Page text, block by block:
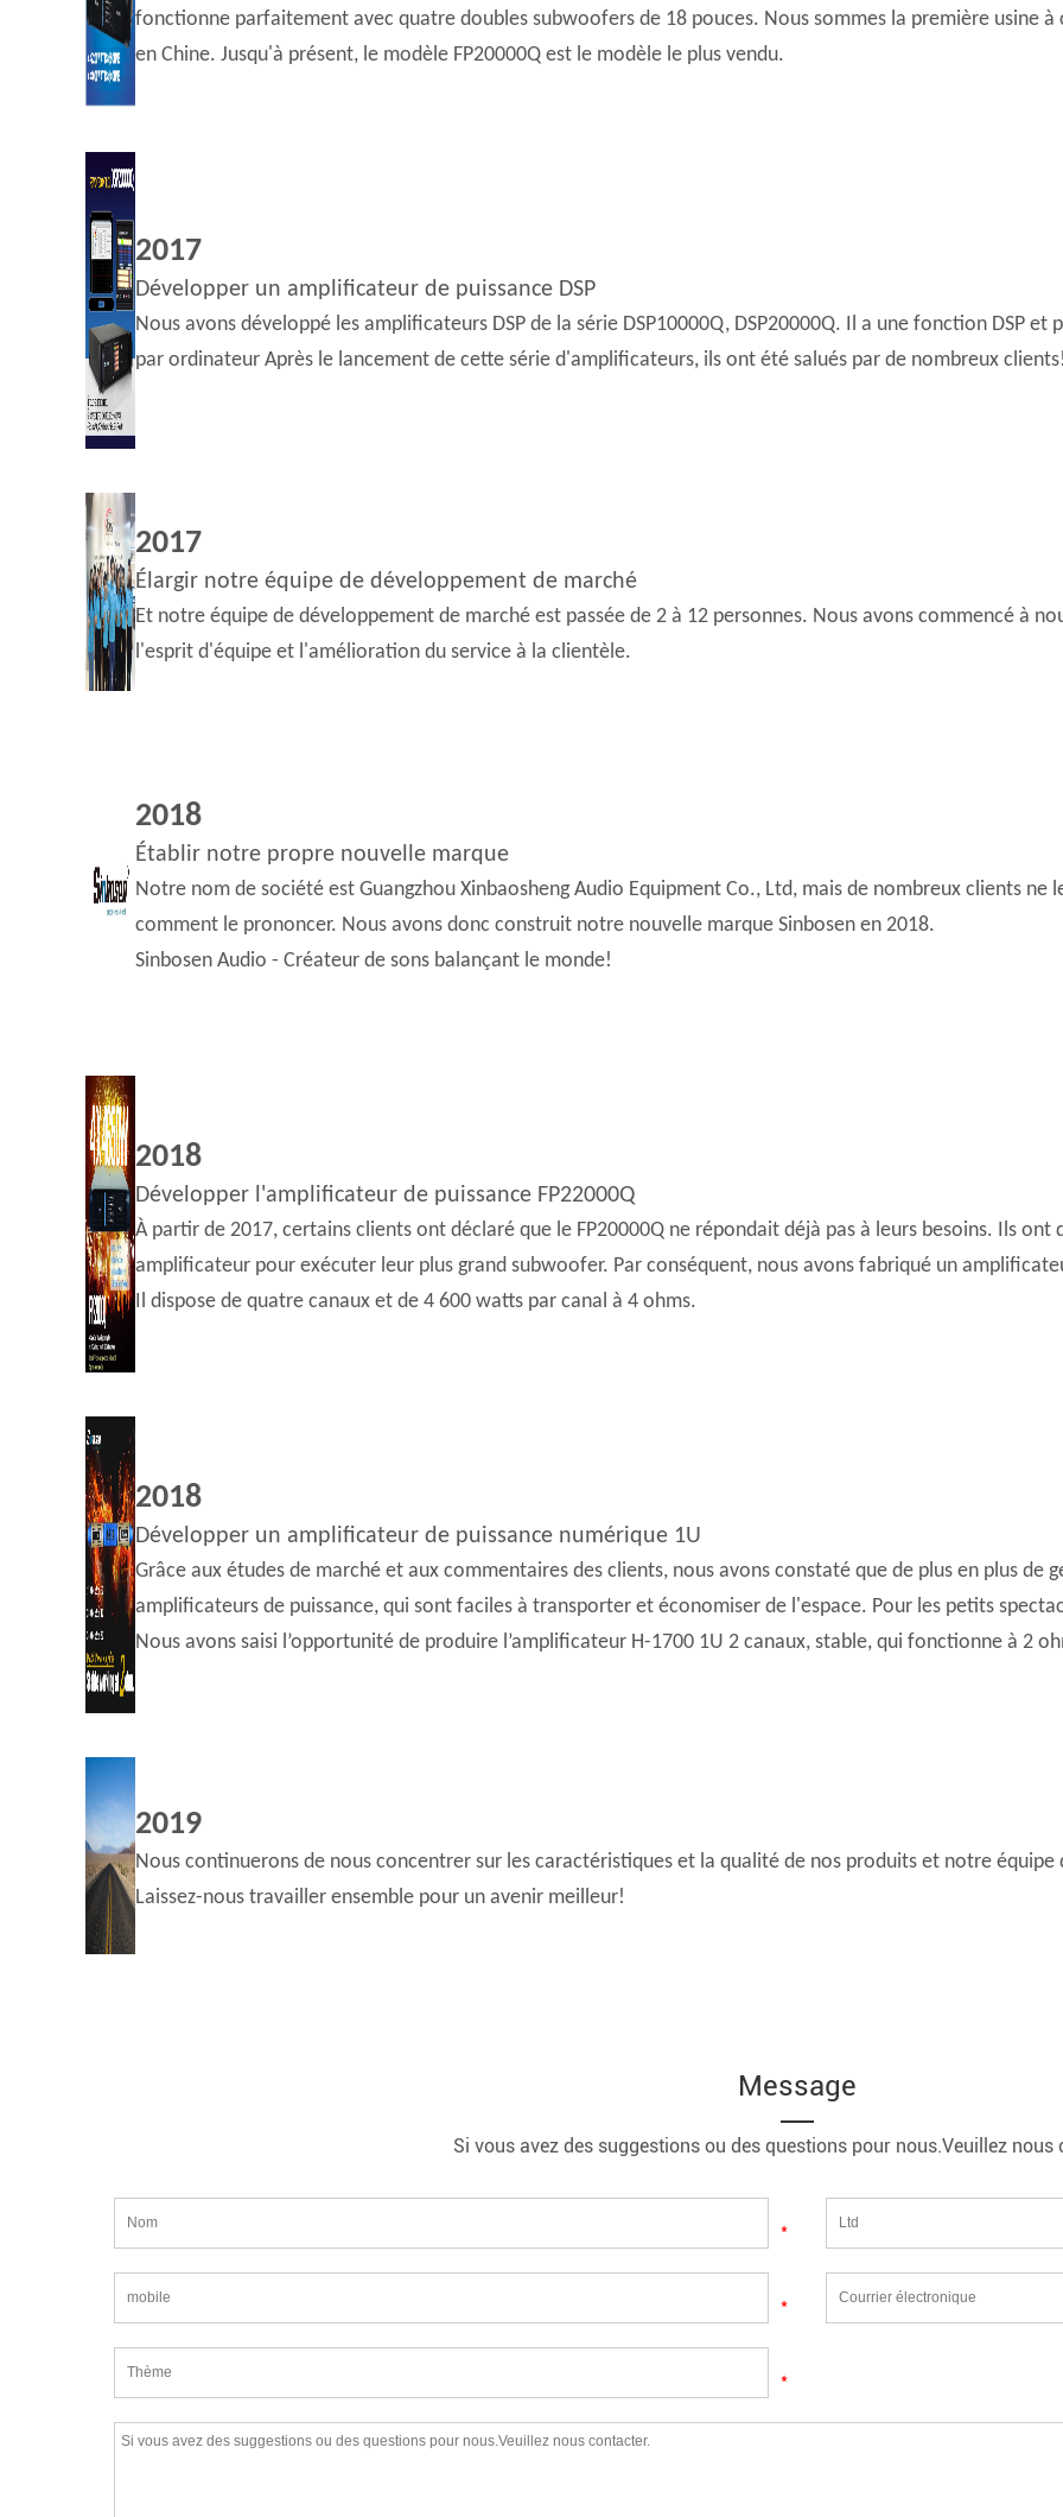
fonctionne parfaitement avec quatre doubles subwoofers de 18 pouces. Nous sommes la première usine
en Chine. Jusqu'à présent, le modèle FP20000Q est le modèle le plus vendu.
2017
Développer un amplificateur de puissance DSP
Nous avons développé les amplificateurs DSP de la série DSP10000Q, DSP20000Q. Il a une fonction DSP
par ordinateur Après le lancement de cette série d'amplificateurs, ils ont été salués par de nombreux clients!
2017
Élargir notre équipe de développement de marché
Et notre équipe de développement de marché est passée de 2 à 12 personnes. Nous avons commencé à
l'esprit d'équipe et l'amélioration du service à la clientèle.
2018
Établir notre propre nouvelle marque
Notre nom de société est Guangzhou Xinbaosheng Audio Equipment Co., Ltd, mais de nombreux clients ne
comment le prononcer. Nous avons donc construit notre nouvelle marque Sinbosen en 2018.
Sinbosen Audio - Créateur de sons balançant le monde!
2018
Développer l'amplificateur de puissance FP22000Q
À partir de 2017, certains clients ont déclaré que le FP20000Q ne répondait déjà pas à leurs besoins. Ils ont
amplificateur pour exécuter leur plus grand subwoofer. Par conséquent, nous avons fabriqué un
Il dispose de quatre canaux et de 4 600 watts par canal à 4 ohms.
2018
Développer un amplificateur de puissance numérique 1U
Grâce aux études de marché et aux commentaires des clients, nous avons constaté que de plus en plus de
amplificateurs de puissance, qui sont faciles à transporter et économiser de l'espace. Pour les petits
Nous avons saisi l’opportunité de produire l’amplificateur H-1700 1U 2 canaux, stable, qui fonctionne à 2
2019
Nous continuerons de nous concentrer sur les caractéristiques et la qualité de nos produits et notre
Laissez-nous travailler ensemble pour un avenir meilleur!
Message
Si vous avez des suggestions ou des questions pour nous.Veuillez nous
*
*
*